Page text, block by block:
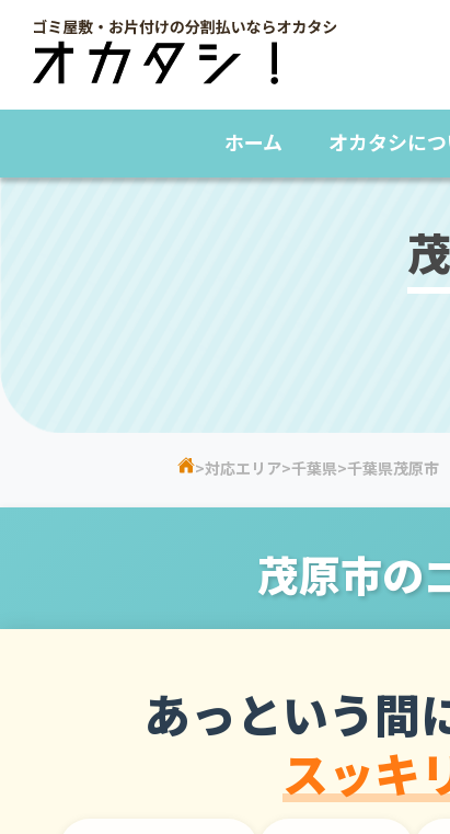
ホーム オカタシに
対応エリア 千葉県 千葉県茂原市
茂原市の
あっという間
スッキ